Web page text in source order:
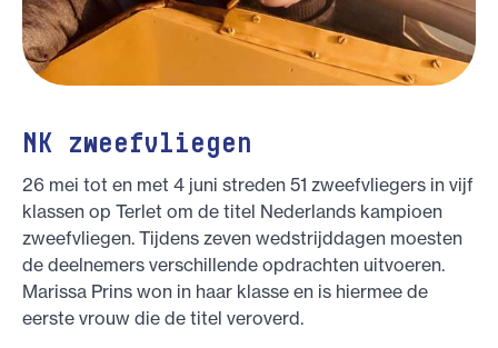
NK zweefvliegen
26 mei tot en met 4 juni streden 51 zweefvliegers in vijf
klassen op Terlet om de titel Nederlands kampioen
zweefvliegen. Tijdens zeven wedstrijddagen moesten
de deelnemers verschillende opdrachten uitvoeren.
Marissa Prins won in haar klasse en is hiermee de
eerste vrouw die de titel veroverd.